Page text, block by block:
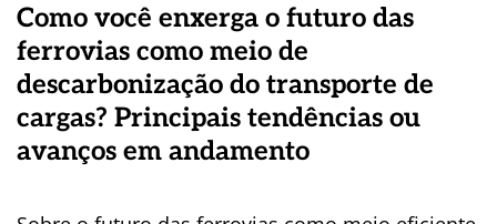
Como você enxerga o futuro das
ferrovias como meio de
descarbonização do transporte de
cargas? Principais tendências ou
avanços em andamento